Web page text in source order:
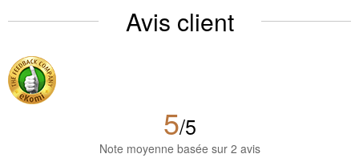
Avis client
5/5
Note moyenne basée sur 2 avis